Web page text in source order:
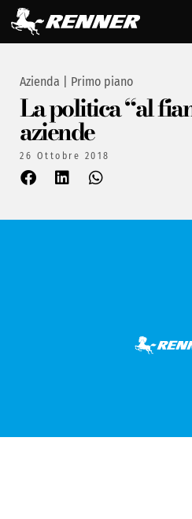
Azienda Primo piano
La politica “al
aziende
26 Ottobre 2018